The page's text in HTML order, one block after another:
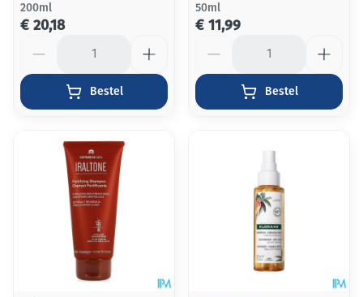
200ml
€ 20,18
Bestel
50ml
€ 11,99
Bestel